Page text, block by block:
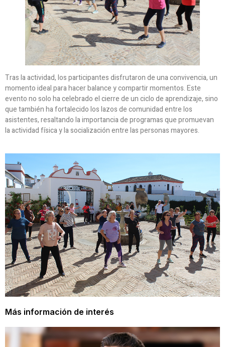
Tras la actividad, los participantes disfrutaron de una convivencia, un
momento ideal para hacer balance y compartir momentos. Este
evento no solo ha celebrado el cierre de un ciclo de aprendizaje, sino
que también ha fortalecido los lazos de comunidad entre los
asistentes, resaltando la importancia de programas que promuevan
la actividad física y la socialización entre las personas mayores.
Más información de interés